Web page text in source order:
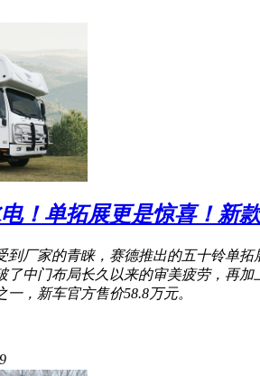
！单拓展更是惊喜！新
到厂家的青睐，赛德推出的五十铃单
了中门布局长久以来的审美疲劳，再
，新车官方售价58.8万元。